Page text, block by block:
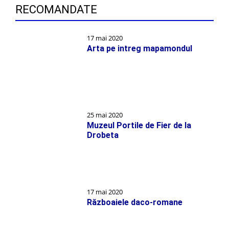
RECOMANDATE
17 mai 2020
Arta pe intreg mapamondul
25 mai 2020
Muzeul Portile de Fier de la
Drobeta
17 mai 2020
Războaiele daco-romane